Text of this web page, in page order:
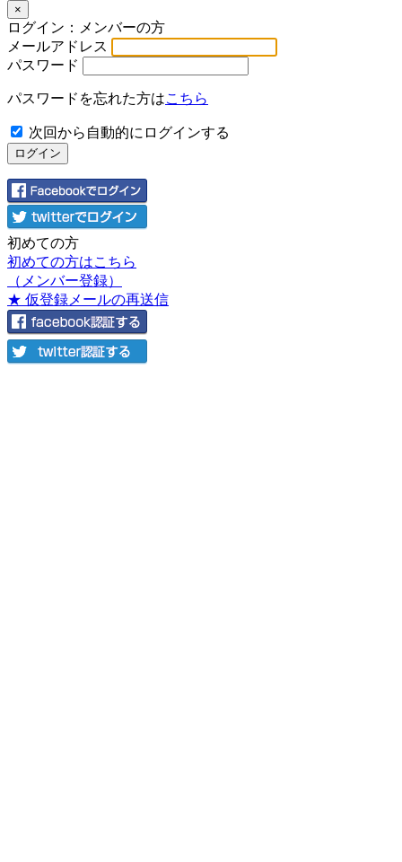
×
ログイン：メンバーの方
メールアドレス
パスワード
パスワードを忘れた方はこちら
次回から自動的にログインする
初めての方
初めての方はこちら
（メンバー登録）
★ 仮登録メールの再送信